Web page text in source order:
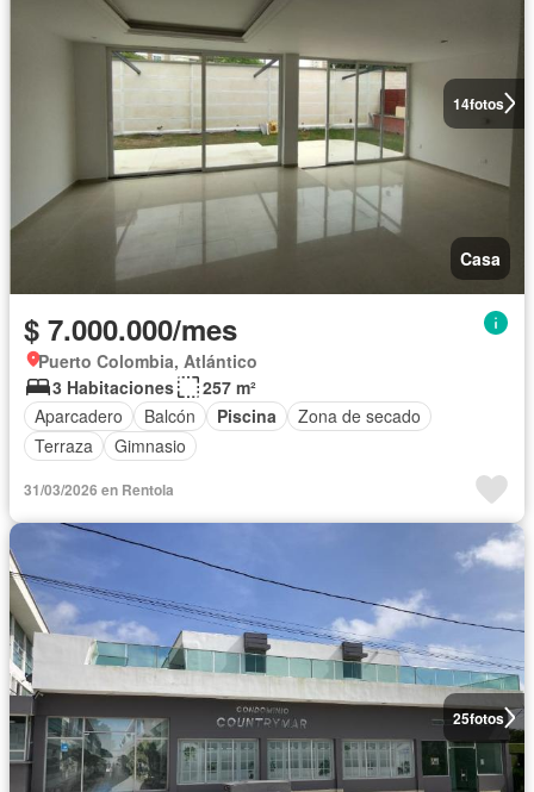
14fotos
Casa
$ 7.000.000/mes
Puerto Colombia, Atlántico
3 Habitaciones
257 m²
Aparcadero
Balcón Piscina
Zona de secado
Terraza
Gimnasio
31/03/2026 en Rentola
25fotos